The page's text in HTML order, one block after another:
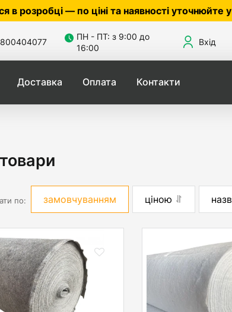
та наявності уточнюйте у менеджера ☎
ПН - ПТ: з 9:00 до
16:00
Вхід
Доставка Оплата Контакти
по: замовчуванням ціною